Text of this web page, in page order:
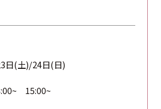
(土)/24日(日)
15:00~